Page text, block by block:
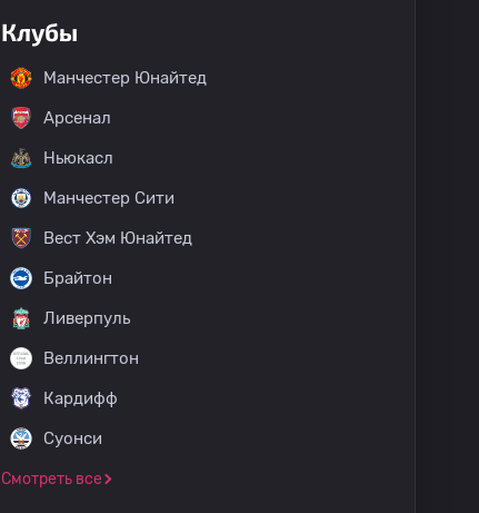
Клубы
Манчестер Юнайтед
Арсенал
Ньюкасл
Манчестер Сити
Вест Хэм Юнайтед
Брайтон
Ливерпуль
Веллингтон
Кардифф
Суонси
Смотреть все